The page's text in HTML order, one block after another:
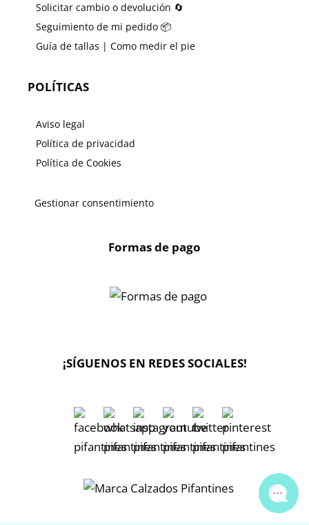
Solicitar cambio o devolución 🔄
Seguimiento de mi pedido 📦
Guía de tallas | Como medir el pie
POLÍTICAS
Aviso legal
Política de privacidad
Política de Cookies
Gestionar consentimiento
Formas de pago
¡SÍGUENOS EN REDES SOCIALES!
📞 Contactar Whatsapp
📧 Enviar mensaje
📦 Seguimiento de mi pedido